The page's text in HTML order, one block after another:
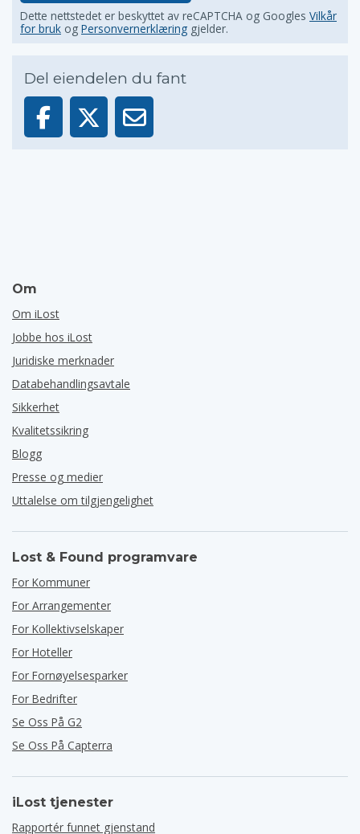
Dette nettstedet er beskyttet av reCAPTCHA og Googles Vilkår
for bruk og Personvernerklæring gjelder.
Del eiendelen du fant
Om
Om iLost
Jobbe hos iLost
Juridiske merknader
Databehandlingsavtale
Sikkerhet
Kvalitetssikring
Blogg
Presse og medier
Uttalelse om tilgjengelighet
Lost & Found programvare
For Kommuner
For Arrangementer
For Kollektivselskaper
For Hoteller
For Fornøyelsesparker
For Bedrifter
Se Oss På G2
Se Oss På Capterra
iLost tjenester
Rapportér funnet gjenstand